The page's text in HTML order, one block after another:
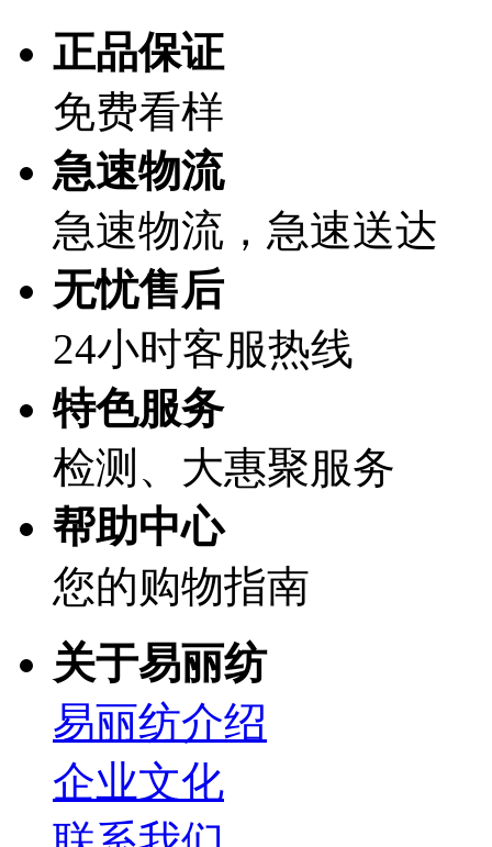
正品保证
免费看样
急速物流
急速物流，急速送达
无忧售后
24小时客服热线
特色服务
检测、大惠聚服务
帮助中心
您的购物指南
关于易丽纺
易丽纺介绍
企业文化